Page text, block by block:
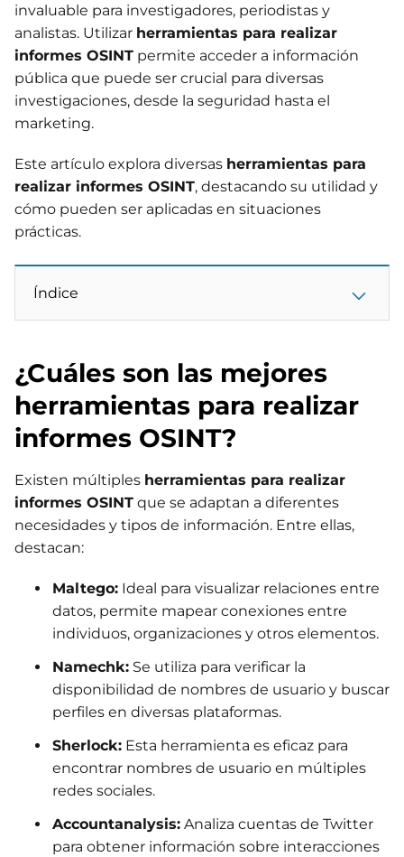
invaluable para investigadores, periodistas y
analistas. Utilizar herramientas para realizar
informes OSINT permite acceder a información
pública que puede ser crucial para diversas
investigaciones, desde la seguridad hasta el
marketing.
Este artículo explora diversas herramientas para
realizar informes OSINT, destacando su utilidad y
cómo pueden ser aplicadas en situaciones
prácticas.
Índice
¿Cuáles son las mejores
herramientas para realizar
informes OSINT?
Existen múltiples herramientas para realizar
informes OSINT que se adaptan a diferentes
necesidades y tipos de información. Entre ellas,
destacan:
Maltego: Ideal para visualizar relaciones entre
datos, permite mapear conexiones entre
individuos, organizaciones y otros elementos.
Namechk: Se utiliza para verificar la
disponibilidad de nombres de usuario y buscar
perfiles en diversas plataformas.
Sherlock: Esta herramienta es eficaz para
encontrar nombres de usuario en múltiples
redes sociales.
Accountanalysis: Analiza cuentas de Twitter
para obtener información sobre interacciones